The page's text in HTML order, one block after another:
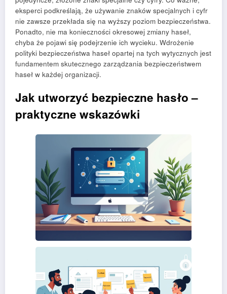
eksperci podkreślają, że używanie znaków specjalnych i cyfr
nie zawsze przekłada się na wyższy poziom bezpieczeństwa.
Ponadto, nie ma konieczności okresowej zmiany haseł,
chyba że pojawi się podejrzenie ich wycieku. Wdrożenie
polityki bezpieczeństwa haseł opartej na tych wytycznych jest
fundamentem skutecznego zarządzania bezpieczeństwem
haseł w każdej organizacji.
Jak utworzyć bezpieczne hasło –
praktyczne wskazówki